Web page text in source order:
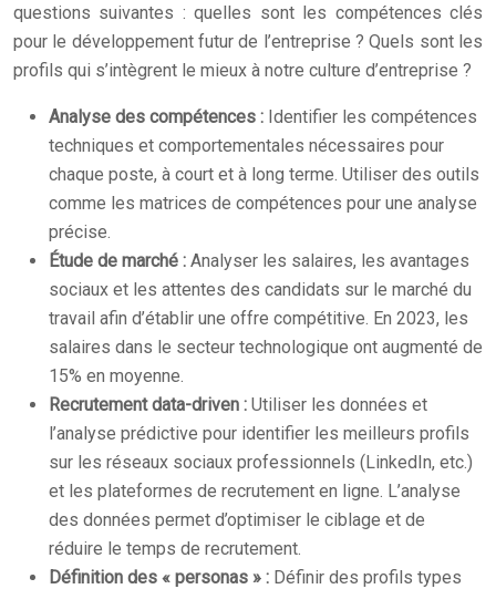
questions suivantes : quelles sont les compétences clés
pour le développement futur de l’entreprise ? Quels sont les
profils qui s’intègrent le mieux à notre culture d’entreprise ?
Analyse des compétences : Identifier les compétences
techniques et comportementales nécessaires pour
chaque poste, à court et à long terme. Utiliser des outils
comme les matrices de compétences pour une analyse
précise.
Étude de marché : Analyser les salaires, les avantages
sociaux et les attentes des candidats sur le marché du
travail afin d’établir une offre compétitive. En 2023, les
salaires dans le secteur technologique ont augmenté de
15% en moyenne.
Recrutement data-driven : Utiliser les données et
l’analyse prédictive pour identifier les meilleurs profils
sur les réseaux sociaux professionnels (LinkedIn, etc.)
et les plateformes de recrutement en ligne. L’analyse
des données permet d’optimiser le ciblage et de
réduire le temps de recrutement.
Définition des « personas » : Définir des profils types